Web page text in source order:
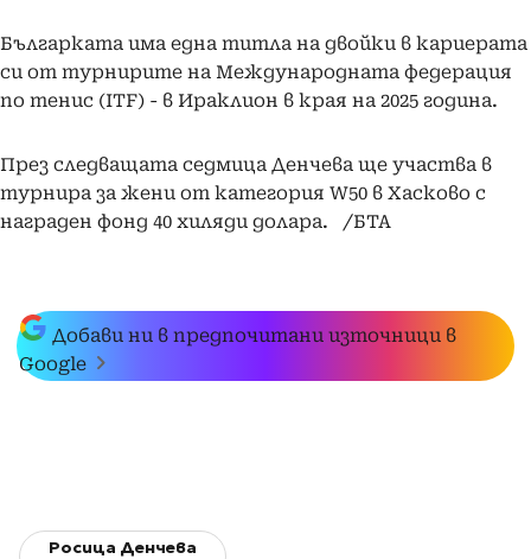
Българката има една титла на двойки в кариерата
си от турнирите на Международната федерация
по тенис (ITF) - в Ираклион в края на 2025 година.
През следващата седмица Денчева ще участва в
турнира за жени от категория W50 в Хасково с
награден фонд 40 хиляди долара. /БТА
Добави ни в предпочитани източници в
Google
Росица Денчева